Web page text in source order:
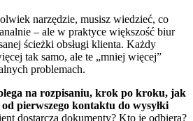
narzędzie, musisz wiedzieć, co
– ale w praktyce większość biur
ścieżki obsługi klienta. Każdy
tak samo, ale te „mniej więcej”
problemach.
na rozpisaniu, krok po kroku, jak
pierwszego kontaktu do wysyłki
dostarcza dokumenty? Kto je odbiera?